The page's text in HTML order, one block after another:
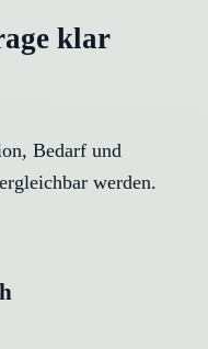
klar
Bedarf und
werden.